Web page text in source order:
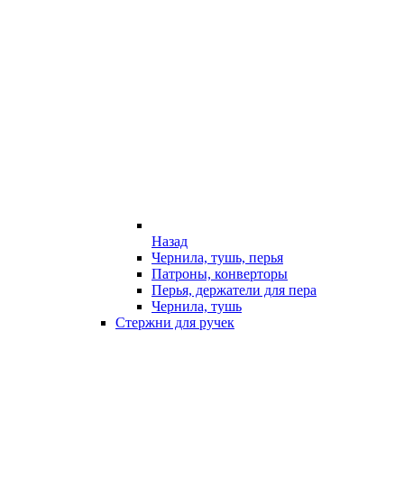
Назад
Чернила, тушь, перья
Патроны, конверторы
Перья, держатели для пера
Чернила, тушь
Стержни для ручек